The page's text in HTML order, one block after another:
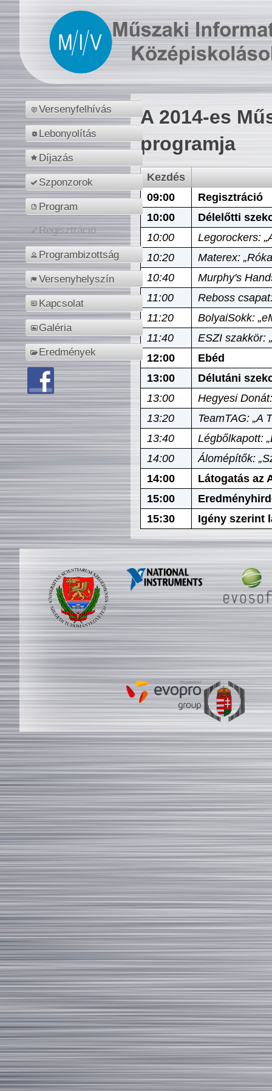
Versenyfelhívás
Lebonyolítás
Díjazás
Szponzorok
Program
Regisztráció
Programbizottság
Versenyhelyszín
Kapcsolat
Galéria
Eredmények
A 2014-es
programja
Kezdés
09:00
Regisztráció
10:00
Délelőtti
10:00
Legorockers:
10:20
Materex:
10:40
Murphy's
11:00
Reboss
11:20
BolyaiSokk:
11:40
ESZI szakkör:
12:00
Ebéd
13:00
Délutáni
13:00
Hegyesi
13:20
TeamTAG: „A
13:40
Légbőlkapott:
14:00
Álomépítők:
14:00
Látogatás az
15:00
15:30
Igény szerint